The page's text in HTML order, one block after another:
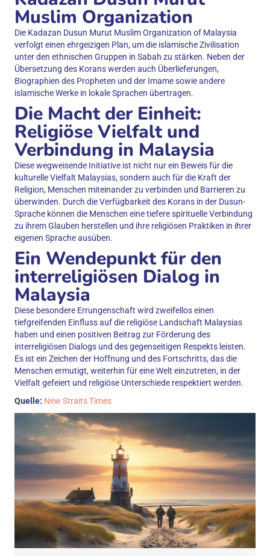
Muslim Organization
Die Kadazan Dusun Murut Muslim Organization of Malaysia
verfolgt einen ehrgeizigen Plan, um die islamische Zivilisation
unter den ethnischen Gruppen in Sabah zu stärken. Neben der
Übersetzung des Korans werden auch Überlieferungen,
Biographien des Propheten und der Imame sowie andere
islamische Werke in lokale Sprachen übertragen.
Die Macht der Einheit:
Religiöse Vielfalt und
Verbindung in Malaysia
Diese wegweisende Initiative ist nicht nur ein Beweis für die
kulturelle Vielfalt Malaysias, sondern auch für die Kraft der
Religion, Menschen miteinander zu verbinden und Barrieren zu
überwinden. Durch die Verfügbarkeit des Korans in der Dusun-
Sprache können die Menschen eine tiefere spirituelle Verbindung
zu ihrem Glauben herstellen und ihre religiösen Praktiken in ihrer
eigenen Sprache ausüben.
Ein Wendepunkt für den
interreligiösen Dialog in
Malaysia
Diese besondere Errungenschaft wird zweifellos einen
tiefgreifenden Einfluss auf die religiöse Landschaft Malaysias
haben und einen positiven Beitrag zur Förderung des
interreligiösen Dialogs und des gegenseitigen Respekts leisten.
Es ist ein Zeichen der Hoffnung und des Fortschritts, das die
Menschen ermutigt, weiterhin für eine Welt einzutreten, in der
Vielfalt gefeiert und religiöse Unterschiede respektiert werden.
Quelle: New Straits Times